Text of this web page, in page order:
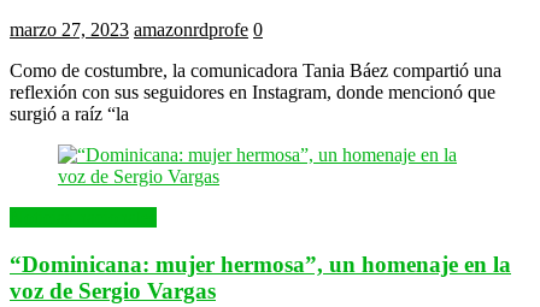
marzo 27, 2023 amazonrdprofe 0
Como de costumbre, la comunicadora Tania Báez compartió una
reflexión con sus seguidores en Instagram, donde mencionó que
surgió a raíz “la
“Dominicana: mujer hermosa”, un homenaje en la
voz de Sergio Vargas